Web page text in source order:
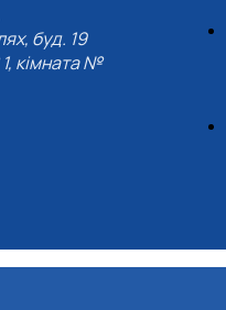
буд. 19
кімната №